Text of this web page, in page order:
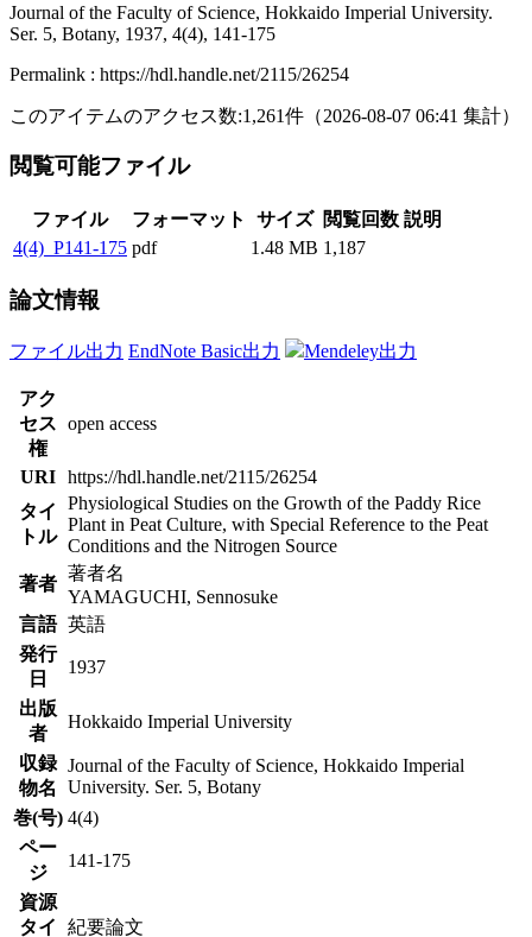
Journal of the Faculty of Science, Hokkaido Imperial University.
Ser. 5, Botany, 1937, 4(4), 141-175
Permalink : https://hdl.handle.net/2115/26254
このアイテムのアクセス数:1,261件 （2026-08-07 06:41 集計）
閲覧可能ファイル
ファイル フォーマット サイズ 閲覧回数 説明
4(4)_P141-175 pdf 1.48 MB 1,187
論文情報
ファイル出力 EndNote Basic出力 Mendeley出力
アク
セス
権
open access
URI https://hdl.handle.net/2115/26254
タイ
トル
Physiological Studies on the Growth of the Paddy Rice
Plant in Peat Culture, with Special Reference to the Peat
Conditions and the Nitrogen Source
著者
著者名
YAMAGUCHI, Sennosuke
言語 英語
発行
日
1937
出版
者
Hokkaido Imperial University
収録
物名
Journal of the Faculty of Science, Hokkaido Imperial
University. Ser. 5, Botany
巻(号) 4(4)
ペー
ジ
141-175
資源
タイ
紀要論文